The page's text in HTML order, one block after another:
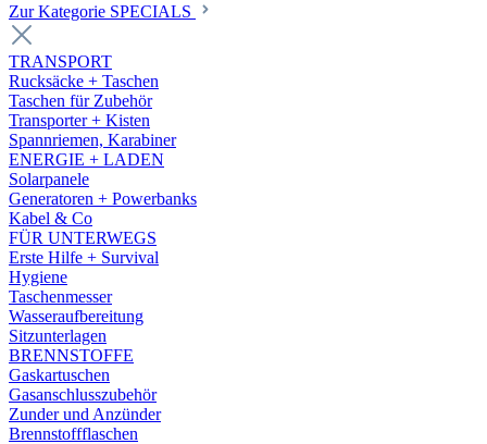
Zur Kategorie SPECIALS
TRANSPORT
Rucksäcke + Taschen
Taschen für Zubehör
Transporter + Kisten
Spannriemen, Karabiner
ENERGIE + LADEN
Solarpanele
Generatoren + Powerbanks
Kabel & Co
FÜR UNTERWEGS
Erste Hilfe + Survival
Hygiene
Taschenmesser
Wasseraufbereitung
Sitzunterlagen
BRENNSTOFFE
Gaskartuschen
Gasanschlusszubehör
Zunder und Anzünder
Brennstoffflaschen